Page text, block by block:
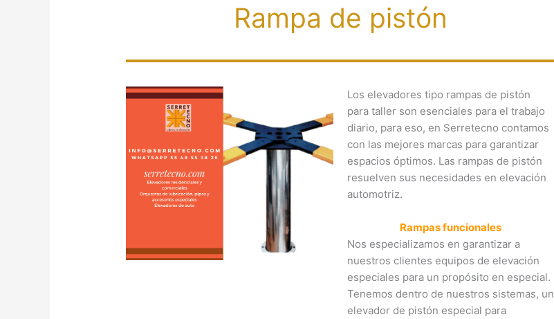
Rampa de pistón
Los elevadores tipo rampas de pistón
para taller son esenciales para el trabajo
diario, para eso, en Serretecno contamos
con las mejores marcas para garantizar
espacios óptimos. Las rampas de pistón
resuelven sus necesidades en elevación
automotriz.
Rampas funcionales
Nos especializamos en garantizar a
nuestros clientes equipos de elevación
especiales para un propósito en especial.
Tenemos dentro de nuestros sistemas, un
elevador de pistón especial para